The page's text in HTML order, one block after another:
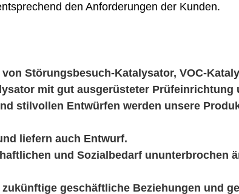
den Anforderungen der Kunden.
Störungsbesuch-Katalysator, VOC-
mit gut ausgerüsteter
stilvollen Entwürfen werden unsere
liefern auch Entwurf.
und Sozialbedarf ununterbrochen
geschäftliche Beziehungen und